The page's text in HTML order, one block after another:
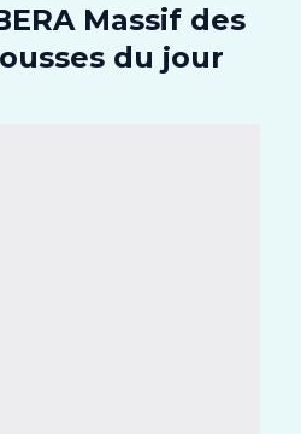
Massif des
du jour